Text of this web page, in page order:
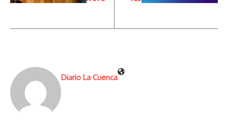
Diario La Cuenca